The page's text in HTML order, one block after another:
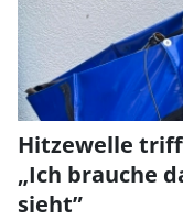
Hitzewelle
„Ich brauche
sieht”